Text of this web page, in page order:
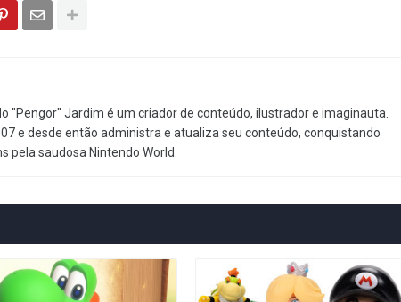
"Pengor" Jardim é um criador de conteúdo, ilustrador e imaginauta.
e desde então administra e atualiza seu conteúdo, conquistando
pela saudosa Nintendo World.